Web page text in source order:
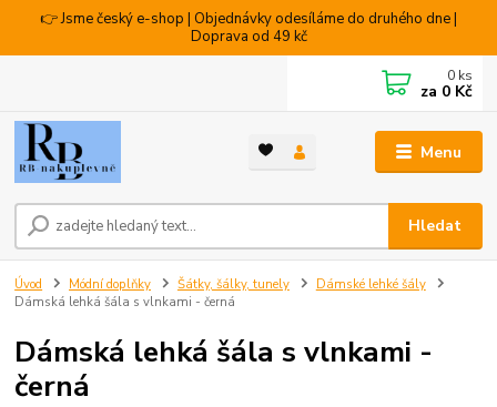
👉 Jsme český e-shop | Objednávky odesíláme do druhého dne |
Doprava od 49 kč
Menu
Hledat
0 ks
za 0 Kč
Úvod Módní doplňky Šátky, šálky, tunely
Dámské lehké šály
Dámská lehká šála s vlnkami - černá
Dámská lehká šála s vlnkami -
černá